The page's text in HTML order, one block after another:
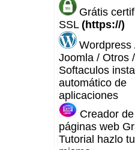
Grátis
SSL (https://)
Wordpress
Joomla / Otros /
Softaculos
automático de
aplicaciones
Creador de
páginas web
Tutorial hazlo tu